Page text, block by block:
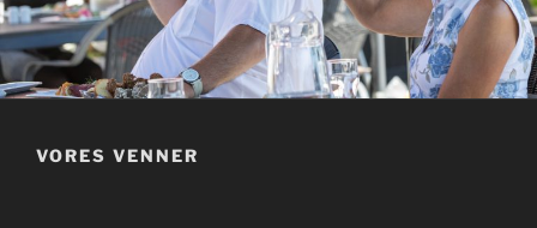
VORES VENNER